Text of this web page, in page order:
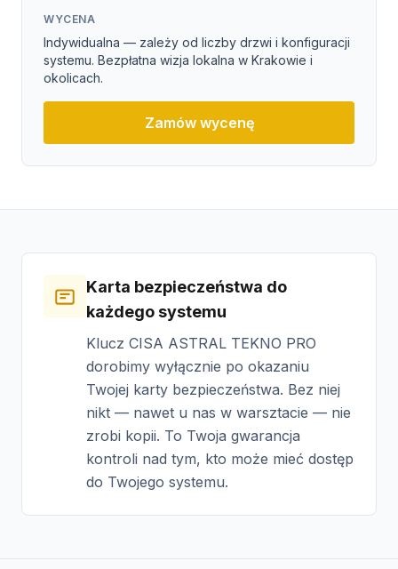
WYCENA
Indywidualna — zależy od liczby drzwi i konfiguracji
systemu. Bezpłatna wizja lokalna w Krakowie i
okolicach.
Zamów wycenę
Karta bezpieczeństwa do
każdego systemu
Klucz CISA ASTRAL TEKNO PRO
dorobimy wyłącznie po okazaniu
Twojej karty bezpieczeństwa. Bez niej
nikt — nawet u nas w warsztacie — nie
zrobi kopii. To Twoja gwarancja
kontroli nad tym, kto może mieć dostęp
do Twojego systemu.